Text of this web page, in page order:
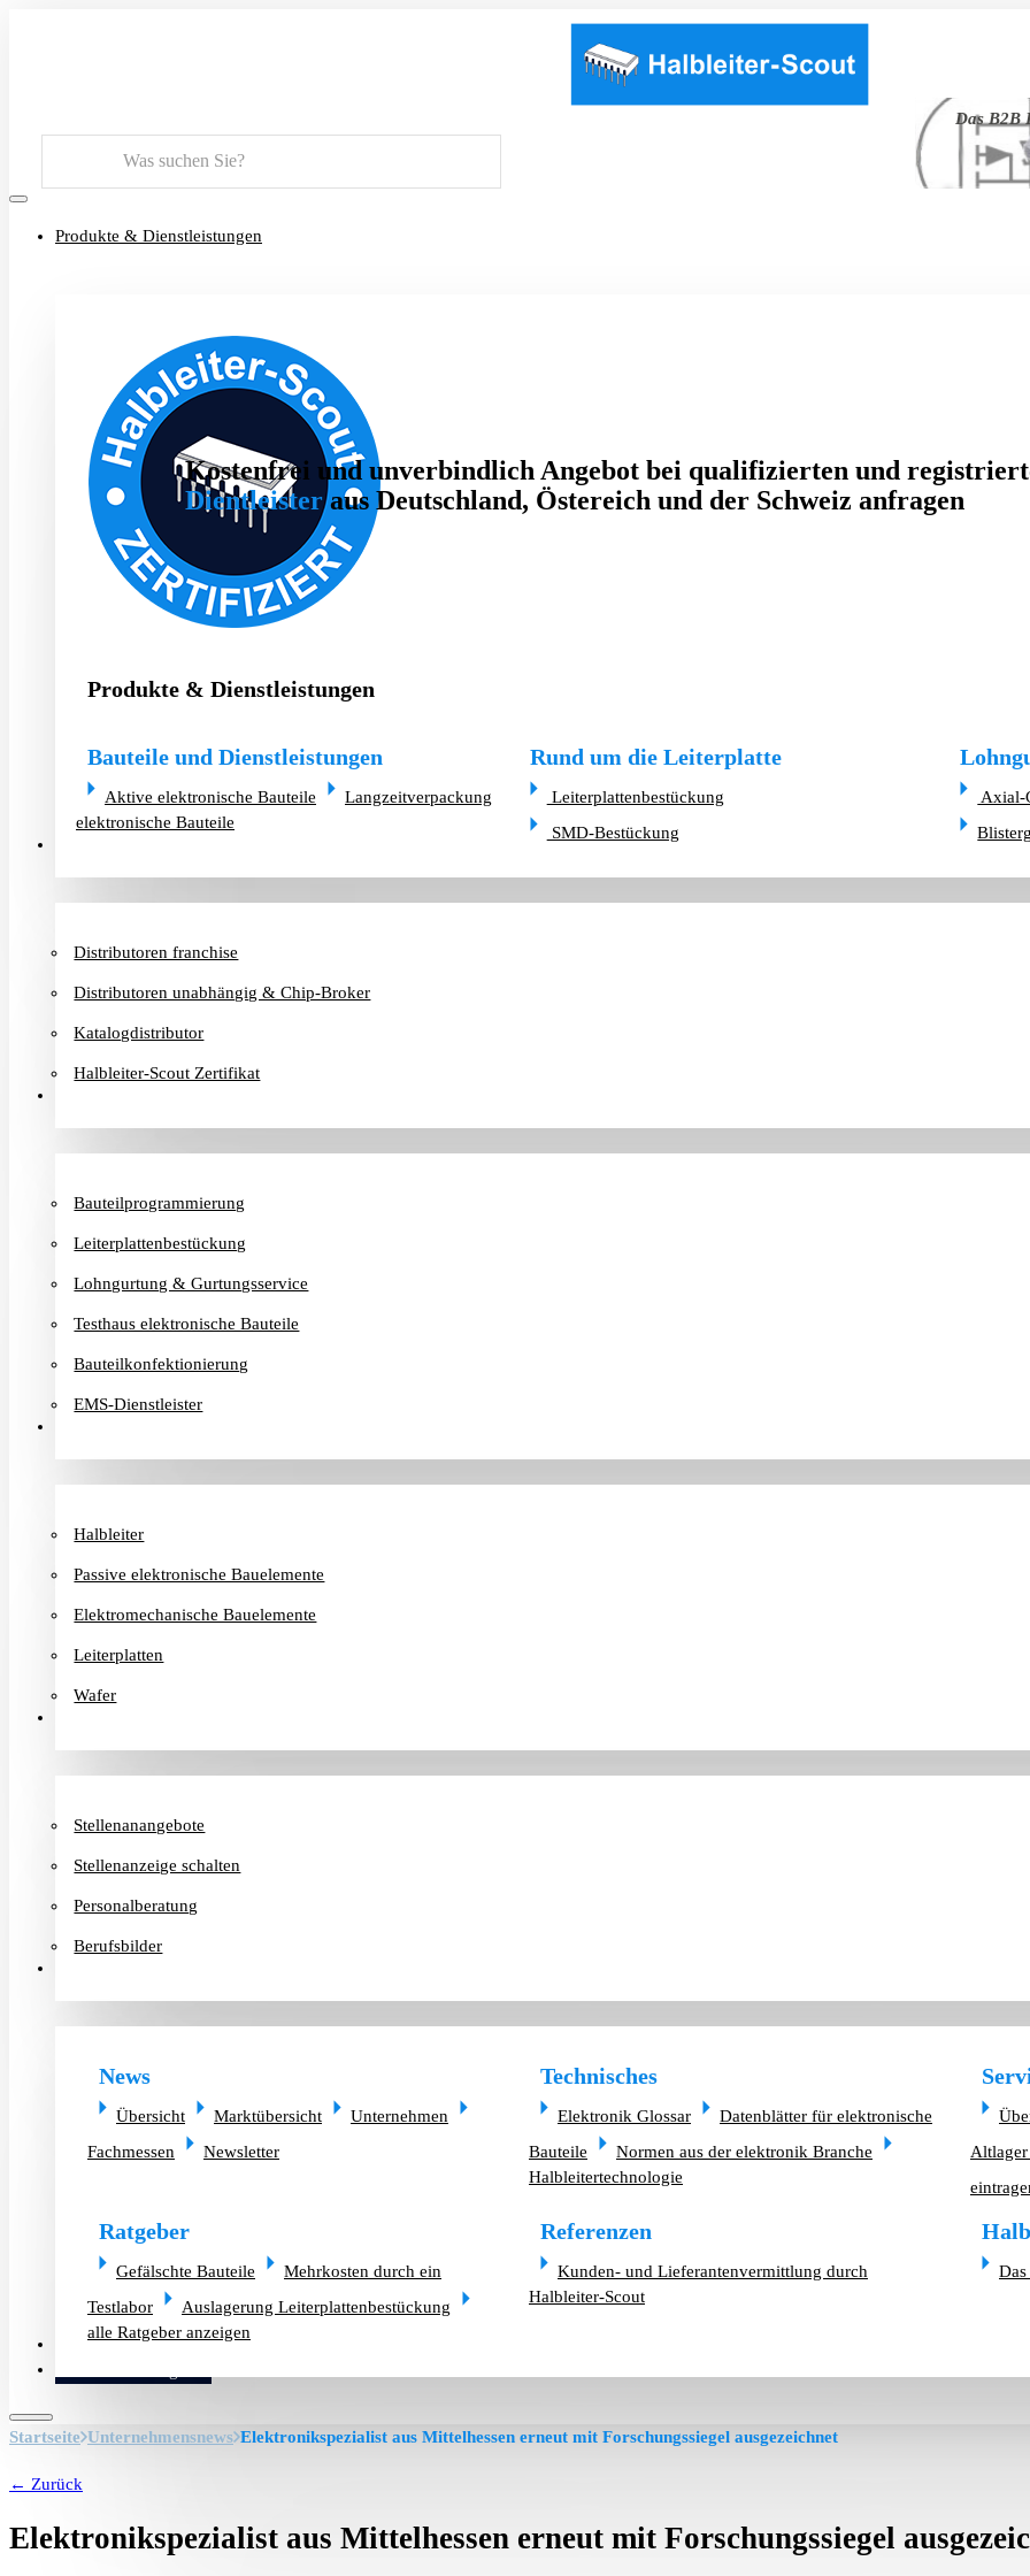
Das B2B
Produkte & Dienstleistungen
Kostenfrei und unverbindlich Angebot bei qualifizierten und
Dientleisteraus Deutschland, Östereich und der Schweiz anfragen
Produkte & Dienstleistungen
Bauteile und Dienstleistungen
Aktive elektronische Bauteile
Langzeitverpackung
elektronische Bauteile
Rund um die Leiterplatte
Leiterplattenbestückung
SMD-Bestückung
Axial-
Distributoren franchise
Distributoren unabhängig & Chip-Broker
Katalogdistributor
Halbleiter-Scout Zertifikat
Bauteilprogrammierung
Leiterplattenbestückung
Lohngurtung & Gurtungsservice
Testhaus elektronische Bauteile
Bauteilkonfektionierung
EMS-Dienstleister
Halbleiter
Passive elektronische Bauelemente
Elektromechanische Bauelemente
Leiterplatten
Wafer
Stellenanangebote
Stellenanzeige schalten
Personalberatung
Berufsbilder
News
Übersicht Marktübersicht
Unternehmen
Fachmessen
Newsletter
Technisches
Elektronik Glossar
Datenblätter für elektronische
Bauteile
Normen aus der elektronik Branche
Halbleitertechnologie
Ratgeber
Gefälschte Bauteile
Mehrkosten durch ein
Testlabor
Auslagerung Leiterplattenbestückung
alle Ratgeber anzeigen
Referenzen
Kunden- und Lieferantenvermittlung durch
Halbleiter-Scout
Altlager verkaufen
Startseite Unternehmensnews Elektronikspezialist aus Mittelhessen erneut mit Forschungssiegel ausgezeichnet
← Zurück
Elektronikspezialist aus Mittelhessen erneut mit Forschungssiegel